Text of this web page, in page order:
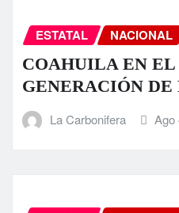
ESTATAL NACIONAL
COAHUILA EN EL
GENERACIÓN DE
La Carbonifera Ago